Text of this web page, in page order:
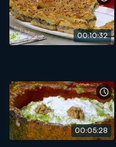
00:10:32
00:05:28